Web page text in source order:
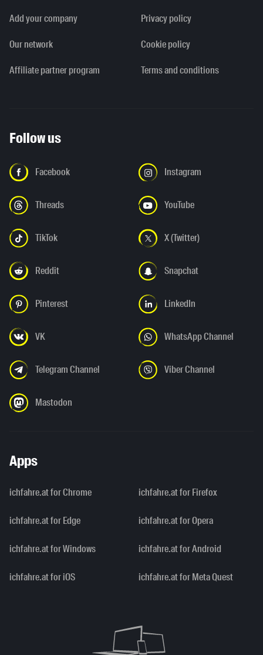
Add your company
Our network
Affiliate partner program
Privacy policy
Cookie policy
Terms and conditions
Follow us
Facebook Instagram
Threads YouTube
TikTok X (Twitter)
Reddit Snapchat
Pinterest LinkedIn
VK WhatsApp Channel
Telegram Channel Viber Channel
Mastodon
Apps
ichfahre.at for Chrome ichfahre.at for Firefox
ichfahre.at for Edge ichfahre.at for Opera
ichfahre.at for Windows ichfahre.at for Android
ichfahre.at for iOS ichfahre.at for Meta Quest